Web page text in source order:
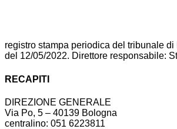
registro stampa periodica del tribunale
del 12/05/2022. Direttore responsabile:
RECAPITI
DIREZIONE GENERALE
Via Po, 5 – 40139 Bologna
centralino: 051 6223811